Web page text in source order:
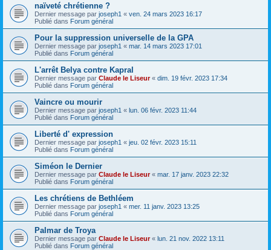
naïveté chrétienne ?
Dernier message par joseph1 « ven. 24 mars 2023 16:17
Publié dans Forum général
Pour la suppression universelle de la GPA
Dernier message par joseph1 « mar. 14 mars 2023 17:01
Publié dans Forum général
L'arrêt Belya contre Kapral
Dernier message par Claude le Liseur« dim. 19 févr. 2023 17:34
Publié dans Forum général
Vaincre ou mourir
Dernier message par joseph1 « lun. 06 févr. 2023 11:44
Publié dans Forum général
Liberté d' expression
Dernier message par joseph1 « jeu. 02 févr. 2023 15:11
Publié dans Forum général
Siméon le Dernier
Dernier message par Claude le Liseur« mar. 17 janv. 2023 22:32
Publié dans Forum général
Les chrétiens de Bethléem
Dernier message par joseph1 « mer. 11 janv. 2023 13:25
Publié dans Forum général
Palmar de Troya
Dernier message par Claude le Liseur« lun. 21 nov. 2022 13:11
Publié dans Forum général